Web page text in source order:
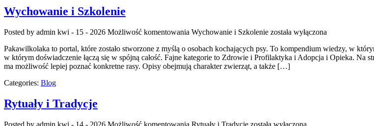
Wychowanie i Szkolenie
Posted by admin kwi - 15 - 2026 Możliwość komentowania Wychowanie i Szkolenie została wyłączona
Pakawilkolaka to portal, które zostało stworzone z myślą o osobach kochających psy. To kompendium wiedzy, w
w którym doświadczenie łączą się w spójną całość. Fajne kategorie to Zdrowie i Profilaktyka i Adopcja i Opieka.
ma możliwość lepiej poznać konkretne rasy. Opisy obejmują charakter zwierząt, a także […]
Categories: Blog
Rytuały i Tradycje
Posted by admin kwi - 14 - 2026 Możliwość komentowania Rytuały i Tradycje została wyłączona